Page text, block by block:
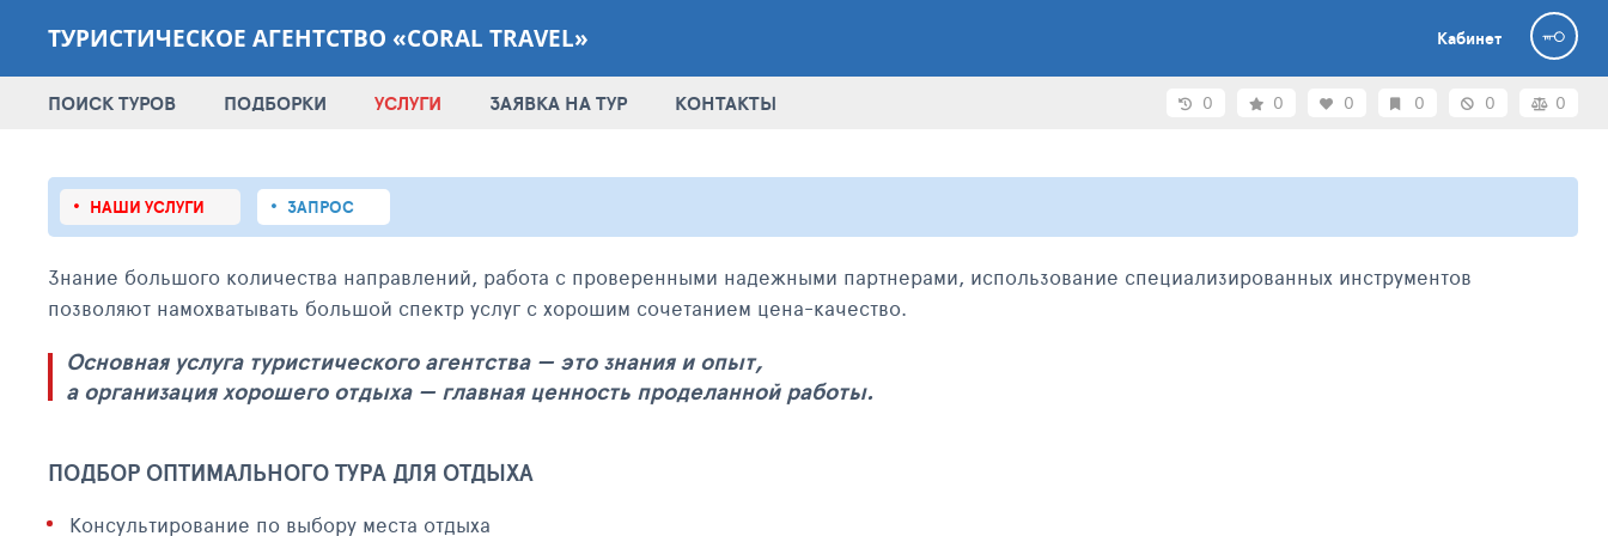
ТУРИСТИЧЕСКОЕ АГЕНТСТВО «CORAL TRAVEL» Кабинет
ПОИСК ТУРОВ ПОДБОРКИ УСЛУГИ ЗАЯВКА НА ТУР КОНТАКТЫ 0 0 0 0 0 0
НАШИ УСЛУГИ ЗАПРОС
Знание большого количества направлений, работа с проверенными надежными партнерами, использование специализированных инструментов
позволяют намохватывать большой спектр услуг с хорошим сочетанием цена-качество.
Основная услуга туристического агентства — это знания и опыт,
а организация хорошего отдыха — главная ценность проделанной работы.
ПОДБОР ОПТИМАЛЬНОГО ТУРА ДЛЯ ОТДЫХА
Консультирование по выбору места отдыха